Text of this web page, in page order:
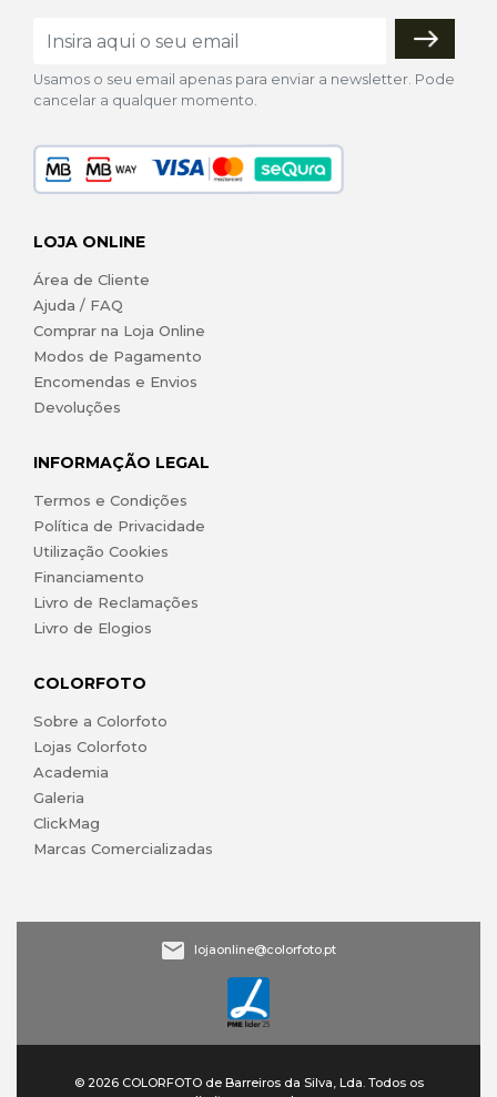
Usamos o seu email apenas para enviar a newsletter. Pode
cancelar a qualquer momento.
LOJA ONLINE
Área de Cliente
Ajuda / FAQ
Comprar na Loja Online
Modos de Pagamento
Encomendas e Envios
Devoluções
INFORMAÇÃO LEGAL
Termos e Condições
Política de Privacidade
Utilização Cookies
Financiamento
Livro de Reclamações
Livro de Elogios
COLORFOTO
Sobre a Colorfoto
Lojas Colorfoto
Academia
Galeria
ClickMag
Marcas Comercializadas
lojaonline@colorfoto.pt
© 2026 COLORFOTO de Barreiros da Silva, Lda. Todos os